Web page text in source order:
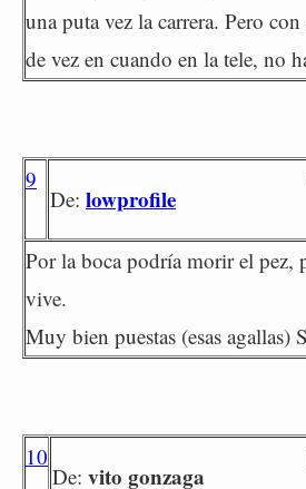
una puta vez la carrera. Pero
de vez en cuando en la tele, no
9
De: lowprofile
Por la boca podría morir el pez,
vive.
Muy bien puestas (esas agallas)
10
De: vito gonzaga